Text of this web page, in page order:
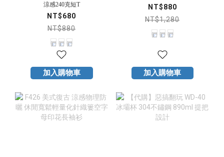
涼感240克短T
NT$680
NT$880
加入購物車
NT$880
NT$1,280
加入購物車